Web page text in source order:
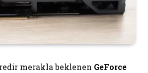
merakla beklenen GeForce